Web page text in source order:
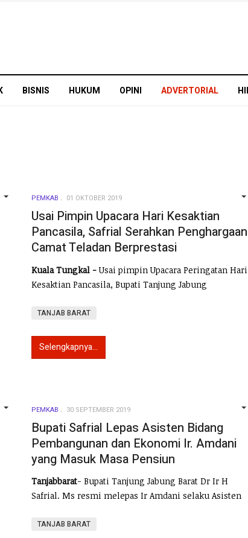
BISNIS HUKUM OPINI ADVERTORIAL
PEMKAB 01 OKTOBER 2019
Usai Pimpin Upacara Hari Kesaktian
Pancasila, Safrial Serahkan Penghargaan
Camat Teladan Berprestasi
Kuala Tungkal -Usai pimpin Upacara Peringatan Hari
Kesaktian Pancasila, Bupati Tanjung Jabung
TANJAB BARAT
Selengkapnya...
PEMKAB 30 SEPTEMBER 2019
Bupati Safrial Lepas Asisten Bidang
Pembangunan dan Ekonomi Ir. Amdani
yang Masuk Masa Pensiun
Tanjabbarat- Bupati Tanjung Jabung Barat Dr Ir H
Safrial. Ms resmi melepas Ir Amdani selaku Asisten
TANJAB BARAT